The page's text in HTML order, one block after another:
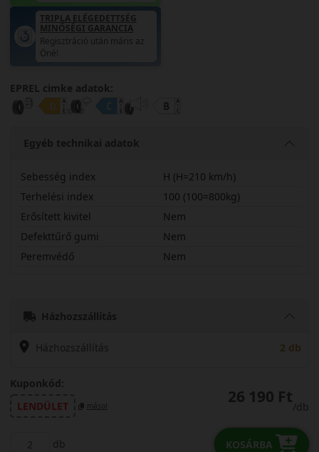
TRIPLA ELÉGEDETTSÉG
MINŐSÉGI GARANCIA
Regisztráció után máris az
Öné!
EPREL cimke adatok:
Egyéb technikai adatok
Sebesség index
H (H=210 km/h)
Terhelési index
100 (100=800kg)
Erősített kivitel
Nem
Defekttűrő gumi
Nem
Peremvédő
Nem
Házhozszállítás
Házhozszállítás 2 db
Kuponkód:
LENDÜLET
másol 26 190 Ft
/db
db KOSÁRBA